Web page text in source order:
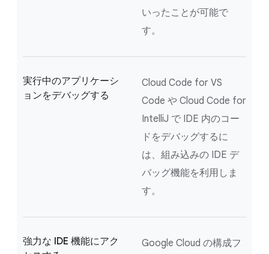
いったことが可能で
す。
実行中のアプリケーシ
ョンをデバッグする
Cloud Code for VS
Code や Cloud Code for
IntelliJ で IDE 内のコー
ドをデバッグするに
は、組み込みの IDE デ
バッグ機能を利用しま
す。
強力な IDE 機能にアク
Google Cloud の構成フ